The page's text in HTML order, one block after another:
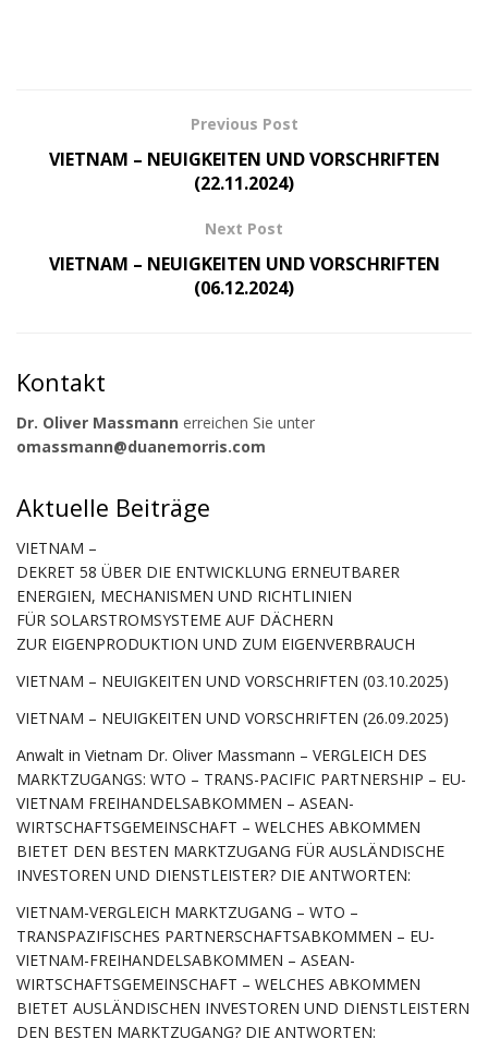
Previous Post
VIETNAM – NEUIGKEITEN UND VORSCHRIFTEN
(22.11.2024)
Next Post
VIETNAM – NEUIGKEITEN UND VORSCHRIFTEN
(06.12.2024)
Kontakt
Dr. Oliver Massmann erreichen Sie unter
omassmann@duanemorris.com
Aktuelle Beiträge
VIETNAM –
DEKRET 58 ÜBER DIE ENTWICKLUNG ERNEUTBARER
ENERGIEN, MECHANISMEN UND RICHTLINIEN
FÜR SOLARSTROMSYSTEME AUF DÄCHERN
ZUR EIGENPRODUKTION UND ZUM EIGENVERBRAUCH
VIETNAM – NEUIGKEITEN UND VORSCHRIFTEN (03.10.2025)
VIETNAM – NEUIGKEITEN UND VORSCHRIFTEN (26.09.2025)
Anwalt in Vietnam Dr. Oliver Massmann – VERGLEICH DES
MARKTZUGANGS: WTO – TRANS-PACIFIC PARTNERSHIP – EU-
VIETNAM FREIHANDELSABKOMMEN – ASEAN-
WIRTSCHAFTSGEMEINSCHAFT – WELCHES ABKOMMEN
BIETET DEN BESTEN MARKTZUGANG FÜR AUSLÄNDISCHE
INVESTOREN UND DIENSTLEISTER? DIE ANTWORTEN:
VIETNAM-VERGLEICH MARKTZUGANG – WTO –
TRANSPAZIFISCHES PARTNERSCHAFTSABKOMMEN – EU-
VIETNAM-FREIHANDELSABKOMMEN – ASEAN-
WIRTSCHAFTSGEMEINSCHAFT – WELCHES ABKOMMEN
BIETET AUSLÄNDISCHEN INVESTOREN UND DIENSTLEISTERN
DEN BESTEN MARKTZUGANG? DIE ANTWORTEN: